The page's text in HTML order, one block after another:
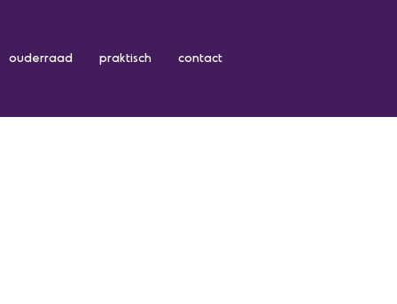
ouderraad praktisch contact